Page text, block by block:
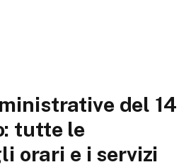
del 14
tutte le
orari e i servizi